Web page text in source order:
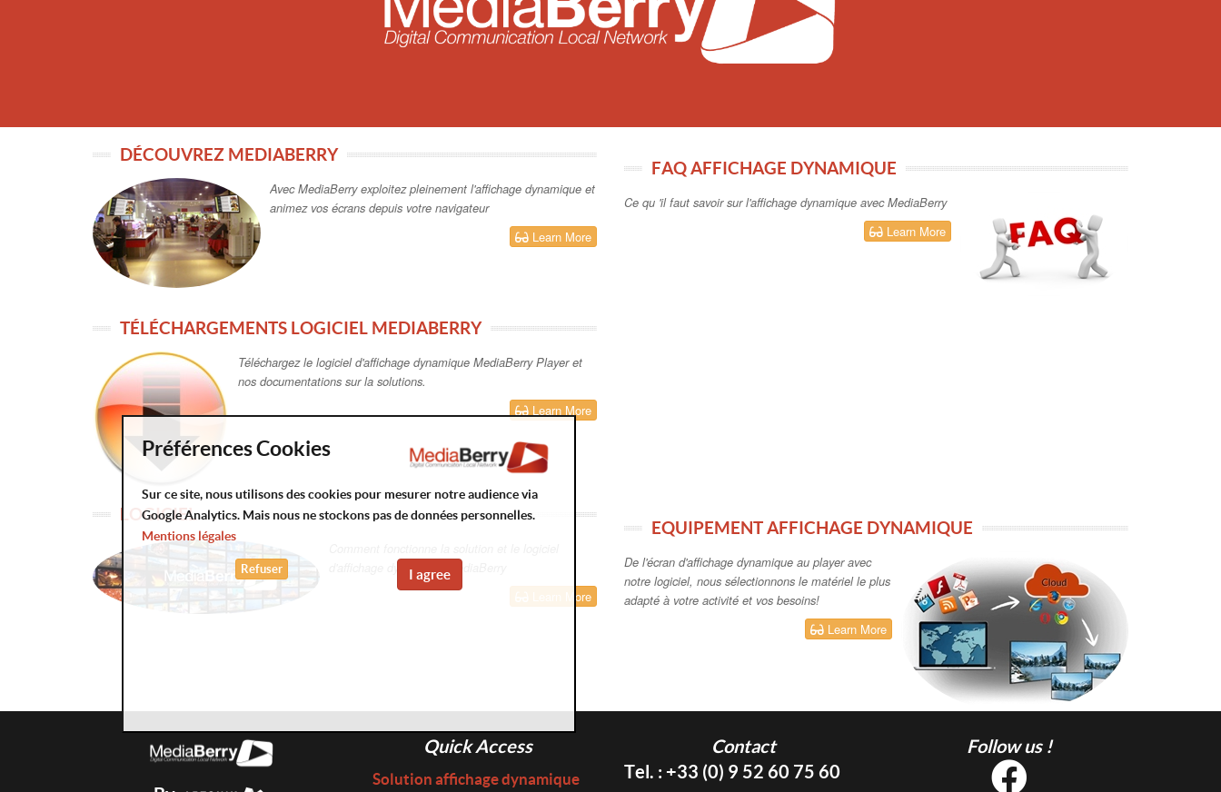
DÉCOUVREZ MEDIABERRY
Avec MediaBerry exploitez pleinement l'affichage dynamique et
animez vos écrans depuis votre navigateur
Learn More
FAQ AFFICHAGE DYNAMIQUE
Ce qu 'il faut savoir sur l'affichage dynamique avec MediaBerry
Learn More
TÉLÉCHARGEMENTS LOGICIEL MEDIABERRY
Téléchargez le logiciel d'affichage dynamique MediaBerry Player et
nos documentations sur la solutions.
Learn More
LOGICIEL
d'affichage dynamique MediaBerry
Learn More
EQUIPEMENT AFFICHAGE DYNAMIQUE
De l'écran d'affichage dynamique au player avec
notre logiciel, nous sélectionnons le matériel le plus
adapté à votre activité et vos besoins!
Learn More
Quick Access
Solution affichage dynamique
Contact
Tel. : +33 (0) 9 52 60 75 60
Follow us !
Préférences Cookies
Sur ce site, nous utilisons des cookies pour mesurer notre audience via
Google Analytics. Mais nous ne stockons pas de données personnelles.
Mentions légales
I agree
Refuser